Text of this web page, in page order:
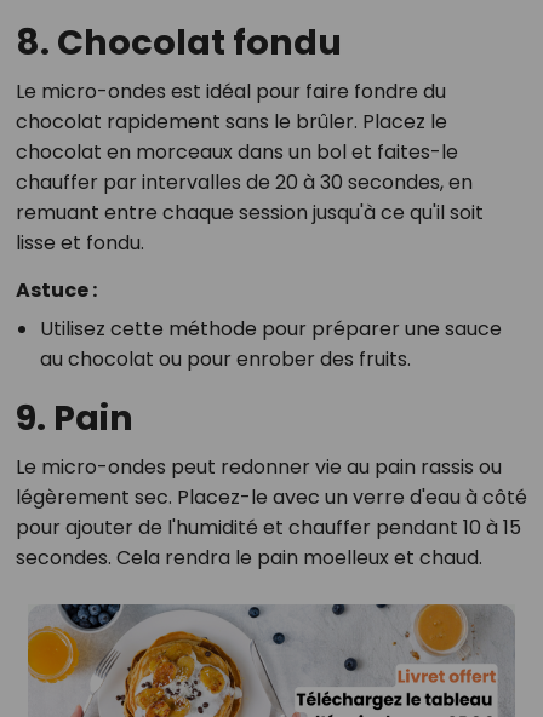
8. Chocolat fondu
Le micro-ondes est idéal pour faire fondre du
chocolat rapidement sans le brûler. Placez le
chocolat en morceaux dans un bol et faites-le
chauffer par intervalles de 20 à 30 secondes, en
remuant entre chaque session jusqu'à ce qu'il soit
lisse et fondu.
Astuce :
Utilisez cette méthode pour préparer une sauce
au chocolat ou pour enrober des fruits.
9. Pain
Le micro-ondes peut redonner vie au pain rassis ou
légèrement sec. Placez-le avec un verre d'eau à côté
pour ajouter de l'humidité et chauffer pendant 10 à 15
secondes. Cela rendra le pain moelleux et chaud.